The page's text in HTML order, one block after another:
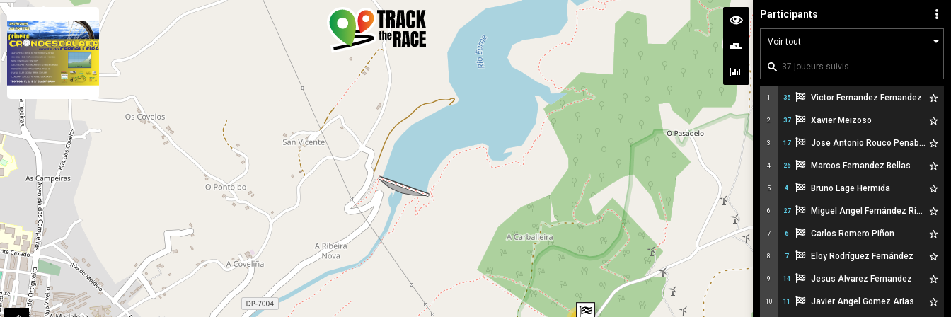
Participants
1 35 Victor Fernandez Fernandez
2 37 Xavier Meizoso
3 17 Jose Antonio Rouco Penabad
4 26 Marcos Fernandez Bellas
5 4 Bruno Lage Hermida
6 27 Miguel Angel Fernández Rivera
7 6 Carlos Romero Piñon
8 7 Eloy Rodríguez Fernández
9 14 Jesus Alvarez Fernandez
10 11 Javier Angel Gomez Arias